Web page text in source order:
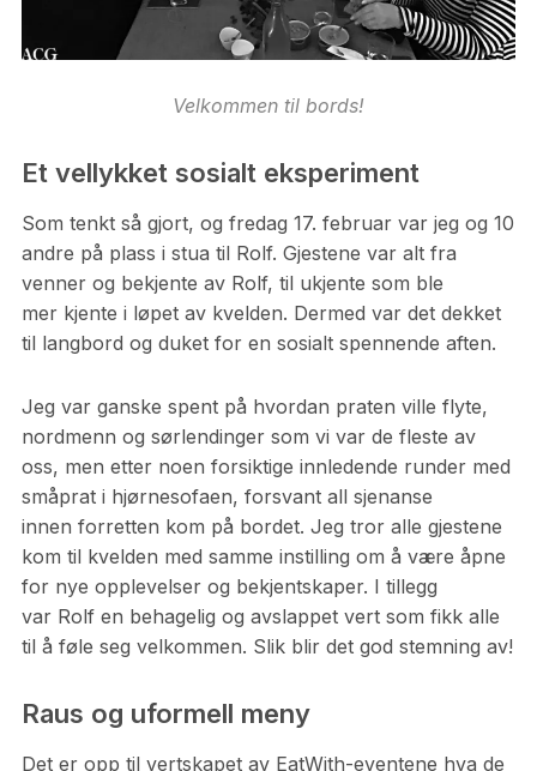
Velkommen til bords!
Et vellykket sosialt eksperiment
Som tenkt så gjort, og fredag 17. februar var jeg og 10
andre på plass i stua til Rolf. Gjestene var alt fra
venner og bekjente av Rolf, til ukjente som ble
mer kjente i løpet av kvelden. Dermed var det dekket
til langbord og duket for en sosialt spennende aften.
Jeg var ganske spent på hvordan praten ville flyte,
nordmenn og sørlendinger som vi var de fleste av
oss, men etter noen forsiktige innledende runder med
småprat i hjørnesofaen, forsvant all sjenanse
innen forretten kom på bordet. Jeg tror alle gjestene
kom til kvelden med samme instilling om å være åpne
for nye opplevelser og bekjentskaper. I tillegg
var Rolf en behagelig og avslappet vert som fikk alle
til å føle seg velkommen. Slik blir det god stemning av!
Raus og uformell meny
Det er opp til vertskapet av EatWith-eventene hva de